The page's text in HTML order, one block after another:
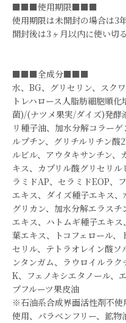
■■■使用期限■■■
使用期限は未開封の場合は3年
開封後は3ヶ月以内に使い切
■■■全成分■■■
水、BG、グリセリン、スク
トレハロース人脂肪細胞順
菌)/(ナツメ果実/ダイズ)発酵
リ種子油、加水分解コラー
ルプチン、グリチルリチン酸
ルビル、アウタキサンチン
キス、カプリル酸グリセリ
ラミドAP、セラミドEOP、
エキス、ダイズ種子エキス
グリカン、加水分解エラス
エキス、ハトムギ種子エキ
葉エキス、トコフェロール、
セリル、テトラオレイン酸
ンタンガム、ラウロイルラ
K、フェノキシエタノール、
プフルーツ果皮油
※石油系合成界面活性剤不使
使用、パラベンフリー、鉱物